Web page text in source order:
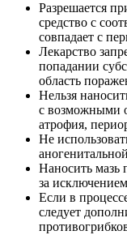
Разрешается
средство с
совпадает с
Лекарство
попадании
область
Нельзя
с возможными
атрофия,
Не
Наносить мазь
за
Если в
следует